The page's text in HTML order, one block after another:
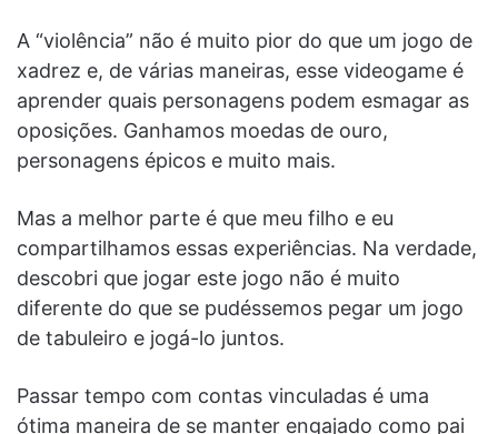
A “violência” não é muito pior do que um jogo de
xadrez e, de várias maneiras, esse videogame é
aprender quais personagens podem esmagar as
oposições. Ganhamos moedas de ouro,
personagens épicos e muito mais.
Mas a melhor parte é que meu filho e eu
compartilhamos essas experiências. Na verdade,
descobri que jogar este jogo não é muito
diferente do que se pudéssemos pegar um jogo
de tabuleiro e jogá-lo juntos.
Passar tempo com contas vinculadas é uma
ótima maneira de se manter engajado como pai